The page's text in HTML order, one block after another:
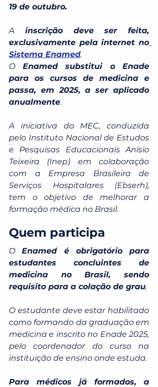
19 de outubro.
A inscrição deve ser feita,
exclusivamente pela internet no
Sistema Enamed.
O Enamed substitui o Enade
para os cursos de medicina e
passa, em 2025, a ser aplicado
anualmente.
A iniciativa do MEC, conduzida
pelo Instituto Nacional de Estudos
e Pesquisas Educacionais Anísio
Teixeira (Inep) em colaboração
com a Empresa Brasileira de
Serviços Hospitalares (Ebserh),
tem o objetivo de melhorar a
formação médica no Brasil.
Quem participa
O Enamed é obrigatório para
estudantes concluintes de
medicina no Brasil, sendo
requisito para a colação de grau.
O estudante deve estar habilitado
como formando da graduação em
medicina e inscrito no Enade 2025,
pelo coordenador do curso na
instituição de ensino onde estuda.
Para médicos já formados, a